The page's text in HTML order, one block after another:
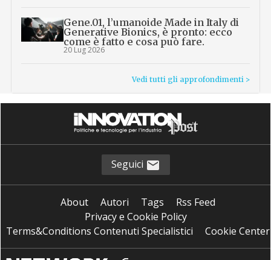
Gene.01, l’umanoide Made in Italy di
Generative Bionics, è pronto: ecco
come è fatto e cosa può fare.
20 Lug 2026
Vedi tutti gli approfondimenti >
Seguici
About Autori Tags
Rss Feed
Privacy e Cookie Policy
Terms&Conditions Contenuti Specialistici
Cookie Center